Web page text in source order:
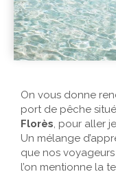
On vous donne
port de pêche
Florès, pour aller
Un mélange
que nos
l’on mentionne la